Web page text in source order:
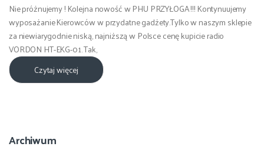
Nie próżnujemy ! Kolejna nowość w PHU PRZYŁOGA !!! Kontynuujemy
wyposażanie Kierowców w przydatne gadżety.Tylko w naszym sklepie
za niewiarygodnie niską, najniższą w Polsce cenę kupicie radio
VORDON HT-EKG-01. Tak,
Czytaj więcej
Archiwum